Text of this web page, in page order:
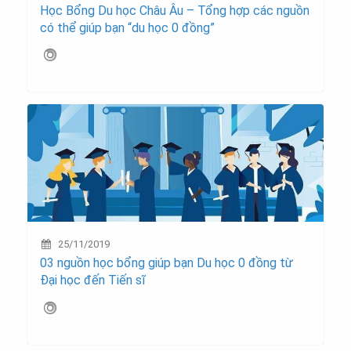
Học Bổng Du học Châu Âu – Tổng hợp các nguồn
có thể giúp bạn “du học 0 đồng”
25/11/2019
03 nguồn học bổng giúp bạn Du học 0 đồng từ
Đại học đến Tiến sĩ